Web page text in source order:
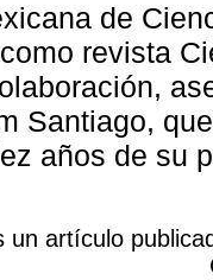
de
revista
Santiago,
años de su
un artículo